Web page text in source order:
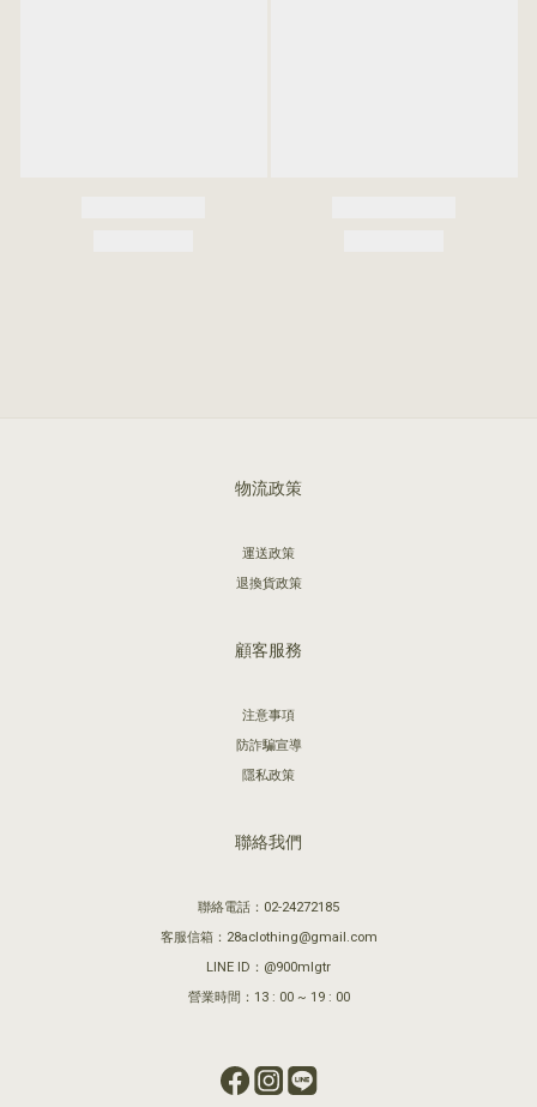
物流政策
運送政策
退換貨政策
顧客服務
注意事項
防詐騙宣導
隱私政策
聯絡我們
聯絡電話：02-24272185
客服信箱：28aclothing@gmail.com
LINE ID：@900mlgtr
營業時間：13 : 00 ~ 19 : 00